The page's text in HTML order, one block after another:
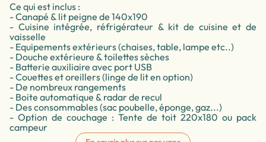
Ce qui est inclus :
- Canapé & lit peigne de 140x190
- Cuisine intégrée, réfrigérateur & kit de cuisine et de
vaisselle
- Equipements extérieurs (chaises, table, lampe etc..)
- Douche extérieure & toilettes sèches
- Batterie auxiliaire avec port USB
- Couettes et oreillers (linge de lit en option)
- De nombreux rangements
- Boite automatique & radar de recul
- Des consommables (sac poubelle, éponge, gaz...)
- Option de couchage : Tente de toit 220x180 ou pack
campeur